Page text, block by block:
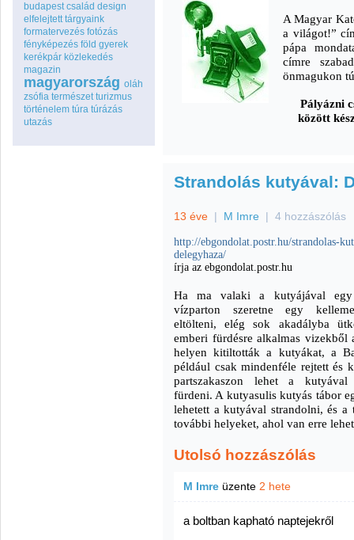
budapest család design
elfelejtett tárgyaink
formatervezés fotózás
fényképezés föld gyerek
kerékpár közlekedés
magazin
magyarország oláh
zsófia természet turizmus
történelem túra túrázás
utazás
A Magyar
a világot!”
pápa
címre
önmagukon
Pályázni
között
Strandolás kutyával:
13 éve | M Imre | 4 hozzászólás
http://ebgondolat.postr.hu/strandolas-
delegyhaza/
írja az ebgondolat.postr.hu
Ha ma valaki a kutyájával
vízparton szeretne egy
eltölteni, elég sok akadályba
emberi fürdésre alkalmas vizekből
helyen kitiltották a kutyákat, a
például csak mindenféle rejtett és
partszakaszon lehet a kutyával
fürdeni. A kutyasulis kutyás tábor
lehetett a kutyával strandolni, és a
további helyeket, ahol van erre
Utolsó hozzászólás
M Imre üzente 2 hete
a boltban kapható naptejekről